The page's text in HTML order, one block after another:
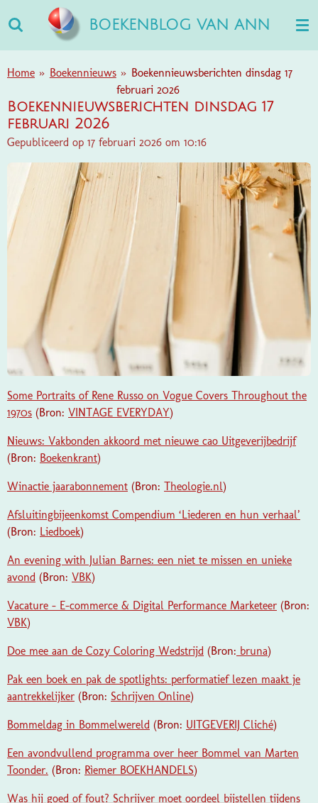
direct
naar
de
BOEKENBLOG VAN ANN
Home » Boekennieuws » Boekennieuwsberichten dinsdag 17
februari 2026
Boekennieuwsberichten dinsdag 17
februari 2026
Gepubliceerd op 17 februari 2026 om 10:16
Some Portraits of Rene Russo on Vogue Covers Throughout the
1970s (Bron: VINTAGE EVERYDAY)
Nieuws: Vakbonden akkoord met nieuwe cao Uitgeverijbedrijf
(Bron: Boekenkrant)
Winactie jaarabonnement (Bron: Theologie.nl)
Afsluitingbijeenkomst Compendium ‘Liederen en hun verhaal’
(Bron: Liedboek)
An evening with Julian Barnes: een niet te missen en unieke
avond (Bron: VBK)
Vacature – E-commerce & Digital Performance Marketeer (Bron:
VBK)
Doe mee aan de Cozy Coloring Wedstrijd (Bron: bruna)
Pak een boek en pak de spotlights: performatief lezen maakt je
aantrekkelijker (Bron: Schrijven Online)
Bommeldag in Bommelwereld (Bron: UITGEVERIJ Cliché)
Een avondvullend programma over heer Bommel van Marten
Toonder. (Bron: Rìemer BOEKHANDELS)
Was hij goed of fout? Schrijver moet oordeel bijstellen tijdens